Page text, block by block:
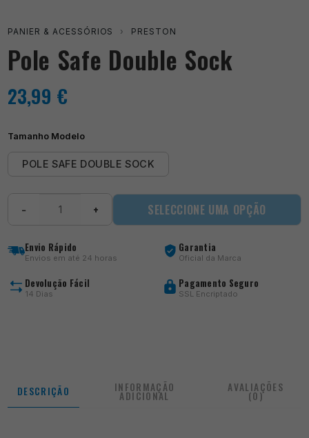
PANIER & ACESSÓRIOS › PRESTON
Pole Safe Double Sock
23,99 €
Tamanho Modelo
POLE SAFE DOUBLE SOCK
Double
Sock
− + SELECCIONE UMA OPÇÃO
Envio Rápido
Envios em até 24 horas
Garantia
Oficial da Marca
Devolução Fácil
14 Dias
Pagamento Seguro
SSL Encriptado
DESCRIÇÃO INFORMAÇÃO
ADICIONAL
AVALIAÇÕES
(0)